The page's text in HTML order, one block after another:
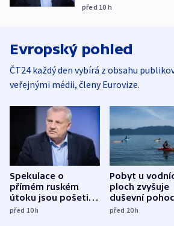
před 10 h
Evropský pohled
ČT24 každý den vybírá z obsahu
veřejnými médii, členy Eurovize.
Spekulace o
přímém ruském
útoku jsou pošetilé,
míní estonský
před 10h
Pobyt u
ploch zvyšuje
duševní
ukázala
před 20h